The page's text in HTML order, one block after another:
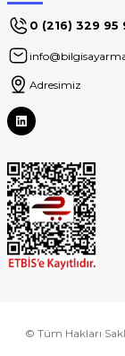
0 (216) 329 95
Adresimiz
© Tüm Hakları